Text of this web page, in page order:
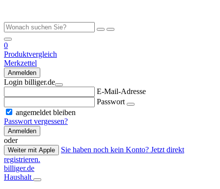
0
Produktvergleich
Merkzettel
Anmelden
Login billiger.de
E-Mail-Adresse
Passwort
angemeldet bleiben
Passwort vergessen?
Anmelden
oder
Weiter mit Apple
Sie haben noch kein Konto? Jetzt direkt
registrieren.
billiger.de
Haushalt